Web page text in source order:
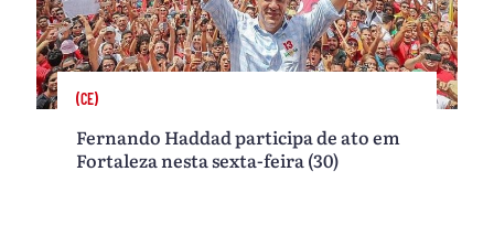
(CE)
Fernando Haddad participa de ato em
Fortaleza nesta sexta-feira (30)